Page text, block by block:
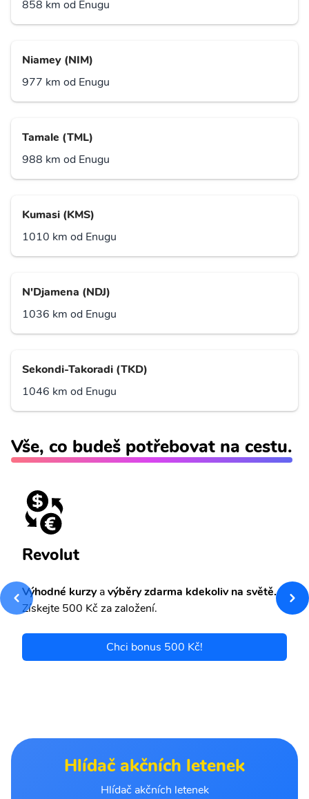
858 km od Enugu
Niamey (NIM)
977 km od Enugu
Tamale (TML)
988 km od Enugu
Kumasi (KMS)
1010 km od Enugu
N'Djamena (NDJ)
1036 km od Enugu
Sekondi-Takoradi (TKD)
1046 km od Enugu
Vše, co budeš potřebovat na cestu.
Revolut
Výhodné kurzyavýběry zdarma kdekoliv na světě.
Získejte 500 Kč za založení.
Chci bonus 500 Kč!
Hlídač akčních letenek
Hlídač akčních letenek